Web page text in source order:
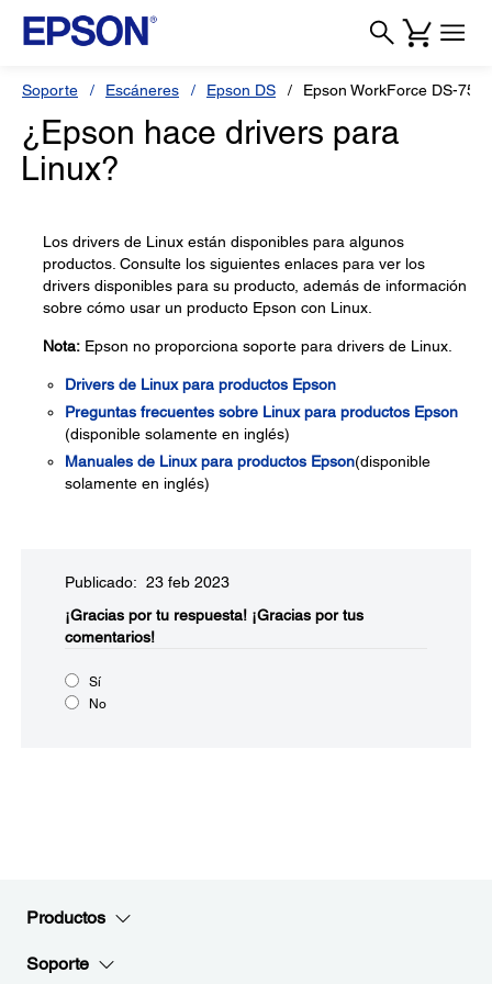
Soporte Escáneres Epson DS Epson WorkForce DS-7500
¿Epson hace drivers para
Linux?
Los drivers de Linux están disponibles para algunos
productos. Consulte los siguientes enlaces para ver los
drivers disponibles para su producto, además de información
sobre cómo usar un producto Epson con Linux.
Nota: Epson no proporciona soporte para drivers de Linux.
Drivers de Linux para productos Epson
Preguntas frecuentes sobre Linux para productos Epson
(disponible solamente en inglés)
Manuales de Linux para productos Epson(disponible
solamente en inglés)
Publicado: 23 feb 2023
¡Gracias por tu respuesta! ¡Gracias por tus
comentarios!
Sí
No
Productos
Soporte